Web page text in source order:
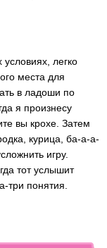
легко
места для
в ладоши по
я произнесу
вы крохе. Затем
курица, ба-а-а-
игру.
тот услышит
три понятия.